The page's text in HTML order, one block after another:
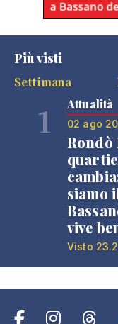
Più visti
Settimana
1 Attualità
02 ago
Rondò
siamo
vive
Visto